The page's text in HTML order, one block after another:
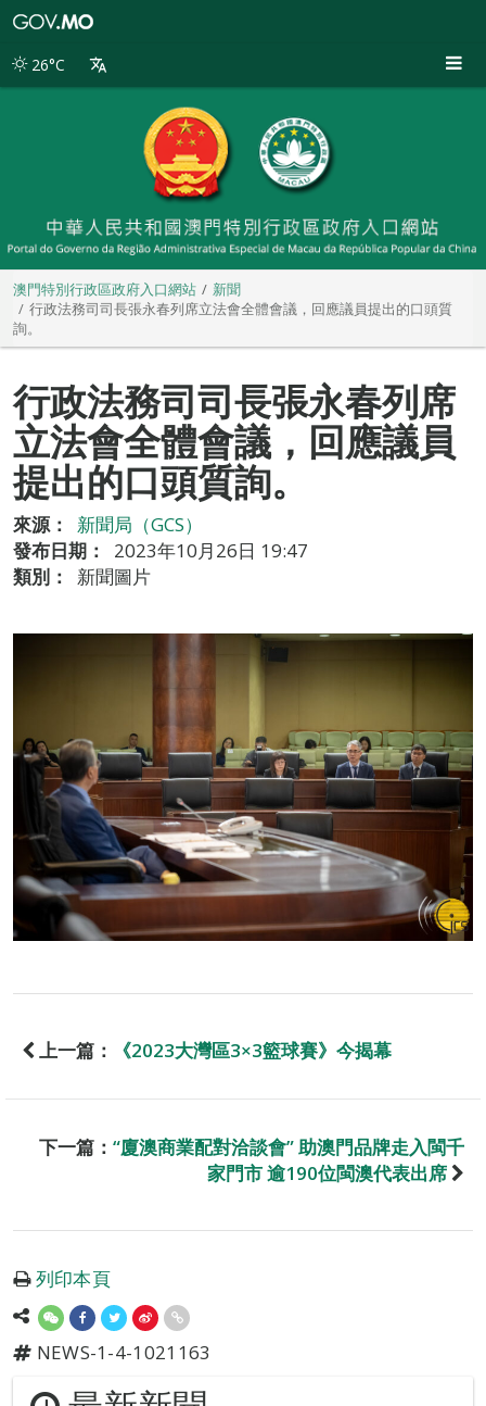
別
26°C
澳門特別行政區政府入口網站
新聞
行政法務司司長張永春列席立法會全體會議，回應議員提出的口頭質
詢。
行政法務司司長張永春列席
立法會全體會議，回應議員
提出的口頭質詢。
來源：
新聞局（GCS）
發布日期：
2023年10月26日 19:47
類別：
新聞圖片
上一篇： 《2023大灣區3×3籃球賽》今揭幕
下一篇： “廈澳商業配對洽談會” 助澳門品牌走入閩千
家門市 逾190位閩澳代表出席
列印本頁
NEWS-1-4-1021163